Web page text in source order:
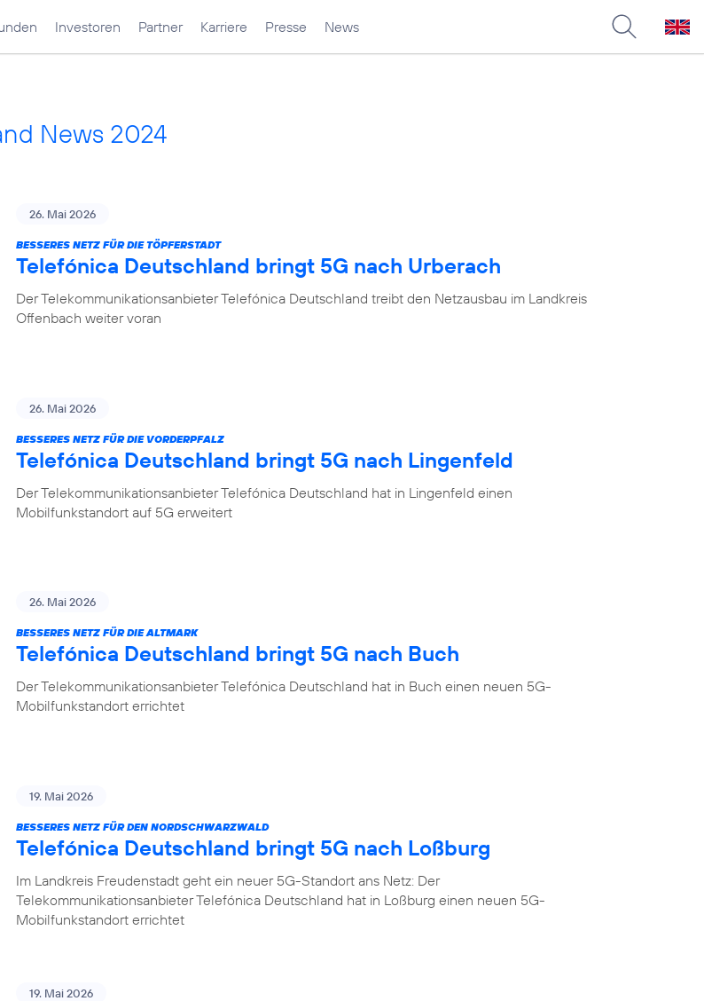
Investoren Partner Karriere Presse News
News 2024
26. Mai 2026
BESSERES NETZ FÜR DIE TÖPFERSTADT
Telefónica Deutschland bringt 5G nach Urberach
Der Telekommunikationsanbieter Telefónica Deutschland treibt den Netzausbau im Landkreis
Offenbach weiter voran
26. Mai 2026
BESSERES NETZ FÜR DIE VORDERPFALZ
Telefónica Deutschland bringt 5G nach Lingenfeld
Der Telekommunikationsanbieter Telefónica Deutschland hat in Lingenfeld einen
Mobilfunkstandort auf 5G erweitert
26. Mai 2026
BESSERES NETZ FÜR DIE ALTMARK
Telefónica Deutschland bringt 5G nach Buch
Der Telekommunikationsanbieter Telefónica Deutschland hat in Buch einen neuen 5G-
Mobilfunkstandort errichtet
19. Mai 2026
BESSERES NETZ FÜR DEN NORDSCHWARZWALD
Telefónica Deutschland bringt 5G nach Loßburg
Im Landkreis Freudenstadt geht ein neuer 5G-Standort ans Netz: Der
Telekommunikationsanbieter Telefónica Deutschland hat in Loßburg einen neuen 5G-
Mobilfunkstandort errichtet
19. Mai 2026